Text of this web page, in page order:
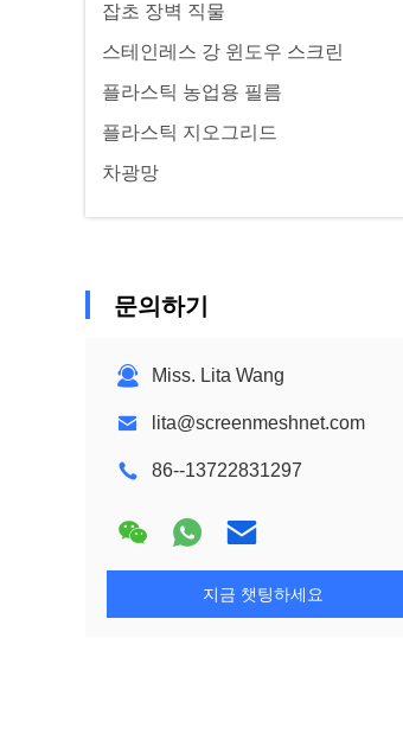
잡초 장벽 직물
스테인레스 강 윈도우 스크린
플라스틱 농업용 필름
플라스틱 지오그리드
차광망
문의하기
Miss. Lita Wang
lita@screenmeshnet.com
86--13722831297
지금 챗팅하세요